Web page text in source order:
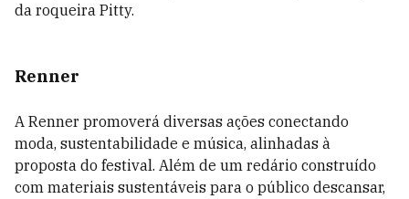
da roqueira Pitty.
Renner
A Renner promoverá diversas ações conectando
moda, sustentabilidade e música, alinhadas à
proposta do festival. Além de um redário construído
com materiais sustentáveis para o público descansar,